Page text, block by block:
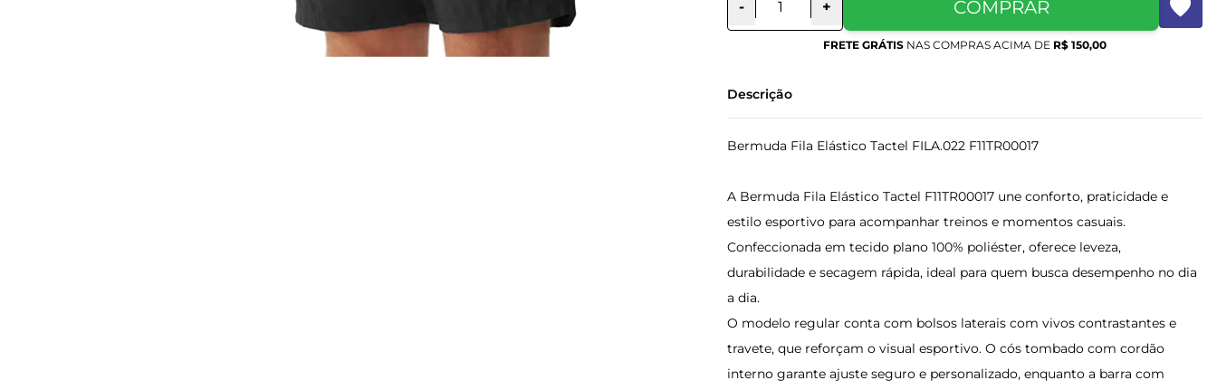
- + COMPRAR
FRETE GRÁTIS NAS COMPRAS ACIMA DE R$ 150,00
Descrição
Bermuda Fila Elástico Tactel FILA.022 F11TR00017
A Bermuda Fila Elástico Tactel F11TR00017 une conforto, praticidade e
estilo esportivo para acompanhar treinos e momentos casuais.
Confeccionada em tecido plano 100% poliéster, oferece leveza,
durabilidade e secagem rápida, ideal para quem busca desempenho no dia
a dia.
O modelo regular conta com bolsos laterais com vivos contrastantes e
travete, que reforçam o visual esportivo. O cós tombado com cordão
interno garante ajuste seguro e personalizado, enquanto a barra com